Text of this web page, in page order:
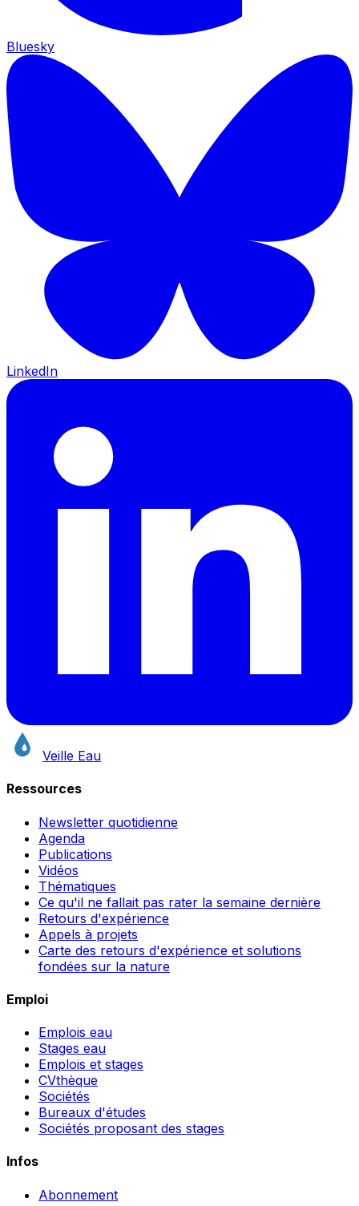
Bluesky
LinkedIn
Veille Eau
Ressources
Newsletter quotidienne
Agenda
Publications
Vidéos
Thématiques
Ce qu'il ne fallait pas rater la semaine dernière
Retours d'expérience
Appels à projets
Carte des retours d'expérience et solutions
fondées sur la nature
Emploi
Emplois eau
Stages eau
Emplois et stages
CVthèque
Sociétés
Bureaux d'études
Sociétés proposant des stages
Infos
Abonnement